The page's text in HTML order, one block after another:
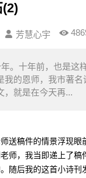
芳慧心宇
。十年前，也是这
我的恩师，我市著
，就是在今天再...
稿件的情景浮现眼
师，我当即递上了
随后我的这首小诗